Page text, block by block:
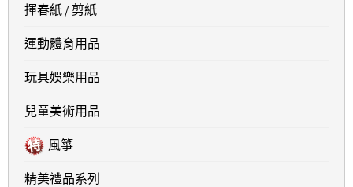
揮春紙 / 剪紙
運動體育用品
玩具娛樂用品
兒童美術用品
風箏
精美禮品系列